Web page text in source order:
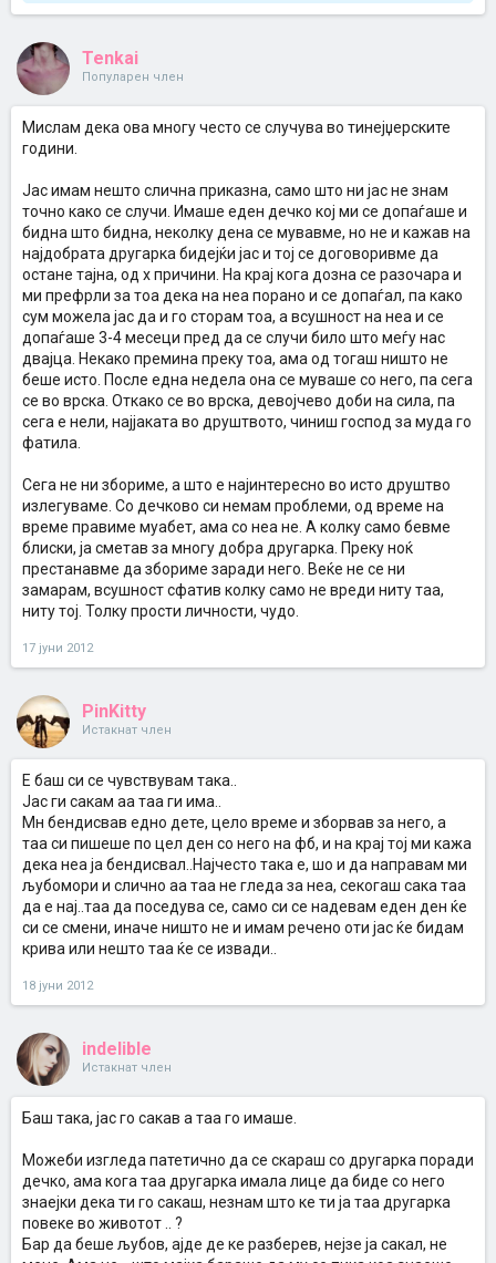
Tenkai
Популарен член
Мислам дека ова многу често се случува во тинејџерските
години.
Јас имам нешто слична приказна, само што ни јас не знам
точно како се случи. Имаше еден дечко кој ми се допаѓаше и
бидна што бидна, неколку дена се мувавме, но не и кажав на
најдобрата другарка бидејќи јас и тој се договоривме да
остане тајна, од х причини. На крај кога дозна се разочара и
ми префрли за тоа дека на неа порано и се допаѓал, па како
сум можела јас да и го сторам тоа, а всушност на неа и се
допаѓаше 3-4 месеци пред да се случи било што меѓу нас
двајца. Некако премина преку тоа, ама од тогаш ништо не
беше исто. После една недела она се муваше со него, па сега
се во врска. Откако се во врска, девојчево доби на сила, па
сега е нели, најјаката во друштвото, чиниш господ за муда го
фатила.
Сега не ни збориме, а што е најинтересно во исто друштво
излегуваме. Со дечково си немам проблеми, од време на
време правиме муабет, ама со неа не. А колку само бевме
блиски, ја сметав за многу добра другарка. Преку ноќ
престанавме да збориме заради него. Веќе не се ни
замарам, всушност сфатив колку само не вреди ниту таа,
ниту тој. Толку прости личности, чудо.
17 јуни 2012
PinKitty
Истакнат член
Е баш си се чувствувам така..
Јас ги сакам аа таа ги има..
Мн бендисвав едно дете, цело време и зборвав за него, а
таа си пишеше по цел ден со него на фб, и на крај тој ми кажа
дека неа ја бендисвал..Најчесто така е, шо и да направам ми
љубомори и слично аа таа не гледа за неа, секогаш сака таа
да е нај..таа да поседува се, само си се надевам еден ден ќе
си се смени, иначе ништо не и имам речено оти јас ќе бидам
крива или нешто таа ќе се извади..
18 јуни 2012
indelible
Истакнат член
Баш така, јас го сакав а таа го имаше.
Можеби изгледа патетично да се скараш со другарка поради
дечко, ама кога таа другарка имала лице да биде со него
знаејки дека ти го сакаш, незнам што ке ти ја таа другарка
повеке во животот .. ?
Бар да беше љубов, ајде де ке разберев, нејзе ја сакал, не